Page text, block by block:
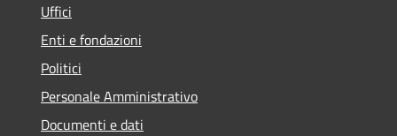
Uffici
Enti e fondazioni
Politici
Personale Amministrativo
Documenti e dati